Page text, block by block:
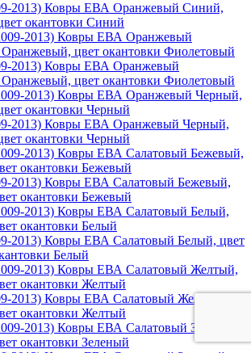
2013) Ковры ЕВА Оранжевый Синий,
окантовки Синий
2013) Ковры ЕВА Оранжевый
цвет окантовки Фиолетовый
2013) Ковры ЕВА Оранжевый Черный,
окантовки Черный
2013) Ковры ЕВА Салатовый Бежевый,
окантовки Бежевый
2013) Ковры ЕВА Салатовый Белый, цвет
Белый
2013) Ковры ЕВА Салатовый Желтый,
окантовки Желтый